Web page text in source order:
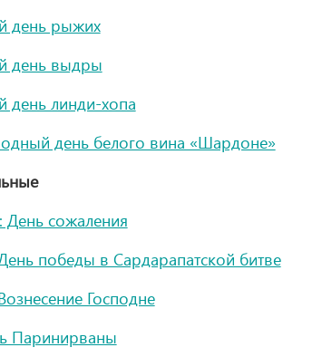
день рыжих
день выдры
день линди-хопа
день белого вина «Шардоне»
День сожаления
победы в Сардарапатской битве
Господне
Паринирваны